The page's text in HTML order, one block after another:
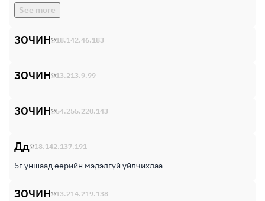
See more
ЗОЧИН 18.142.46.183
ЗОЧИН 13.213.9.99
ЗОЧИН 54.255.220.143
Дд 18.142.137.191
5г уншаад өөрийн мэдэлгүй уйлчихлаа
ЗОЧИН 13.214.219.138